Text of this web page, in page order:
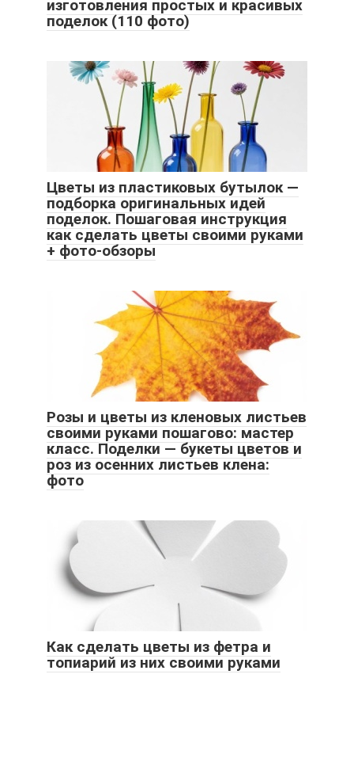
изготовления простых и красивых
поделок (110 фото)
Цветы из пластиковых бутылок —
подборка оригинальных идей
поделок. Пошаговая инструкция
как сделать цветы своими руками
+ фото-обзоры
Розы и цветы из кленовых листьев
своими руками пошагово: мастер
класс. Поделки — букеты цветов и
роз из осенних листьев клена:
фото
Как сделать цветы из фетра и
топиарий из них своими руками